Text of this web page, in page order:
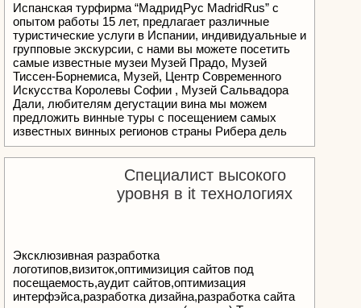
Испанская турфирма “МадридРус MadridRus” с
опытом работы 15 лет, предлагает различные
туристические услуги в Испании, индивидуальные и
групповые экскурсии, с нами вы можете посетить
самые известные музеи Музей Прадо, Музей
Тиссен-Борнемиса, Музей, Центр Современного
Искусства Королевы Софии , Музей Сальвадора
Дали, любителям дегустации вина мы можем
предложить винные туры с посещением самых
известных винных регионов страны Рибера дель
Дуэро, Риоха, Торо, Руэда , любителям футбола ,
мы предлагаем посетить матчи с участием
легендарных испанских клубов Реал Мадрид,
Атлетико Мадрид, ФК Барселона, отзывы о нашей
компании читайте у нас на сайте
Специалист высокого
уровня в it технологиях
Эксклюзивная разработка
логотипов,визиток,оптимизиция сайтов под
посещаемость,аудит сайтов,оптимизация
интерфэйса,разработка дизайна,разработка сайта